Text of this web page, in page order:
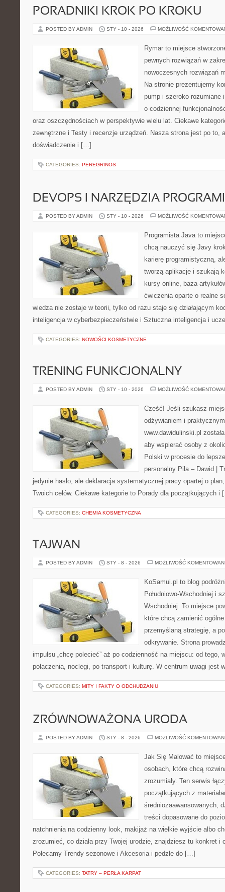
PORADNIKI KROK PO KROKU
POSTED BY ADMIN STY - 10 - 2026 MOŻLIWOŚĆ
Rymar to miejsce
pewnych rozwiązań w
nowoczesnych rozwiązań
Na stronie prezentujemy
pump i szeroko rozumiane
o codziennej
oraz oszczędnościach w perspektywie wielu lat. Ciekawe
zewnętrzne i Testy i recenzje urządzeń. Nasza strona jest po to,
doświadczenie i […]
CATEGORIES: PEREGRINOS
DEVOPS I NARZĘDZIA
POSTED BY ADMIN STY - 10 - 2026 MOŻLIWOŚĆ
Programista Java to
chcą nauczyć się Javy
karierę programistyczną,
tworzą aplikacje i szukają
kursy online, baza
ćwiczenia oparte o realne
wiedza nie zostaje w teorii, tylko od razu staje się działającym
inteligencja w cyberbezpieczeństwie i Sztuczna inteligencja i
CATEGORIES: NOWOŚCI KOSMETYCZNE
TRENING FUNKCJONALNY
POSTED BY ADMIN STY - 10 - 2026 MOŻLIWOŚĆ
Cześć! Jeśli szukasz
odżywianiem i
www.dawidulinski.pl
aby wspierać osoby z
Polski w procesie do
personalny Piła – Dawid |
jedynie hasło, ale deklaracja systematycznej pracy opartej o
Twoich celów. Ciekawe kategorie to Porady dla początkujących i
CATEGORIES: CHEMIA KOSMETYCZNA
TAJWAN
POSTED BY ADMIN STY - 8 - 2026 MOŻLIWOŚĆ
KoSamui.pl to blog
Południowo-Wschodniej i
Wschodniej. To miejsce
które chcą zamienić
przemyślaną strategię, a
odkrywanie. Strona
impulsu „chcę polecieć” aż po codzienność na miejscu: od tego,
połączenia, noclegi, po transport i kulturę. W centrum uwagi jest
CATEGORIES: MITY I FAKTY O ODCHUDZANIU
ZRÓWNOWAŻONA URODA
POSTED BY ADMIN STY - 8 - 2026 MOŻLIWOŚĆ
Jak Się Malować to
osobach, które chcą
zrozumiały. Ten serwis
początkujących z
średniozaawansowanych,
treści dopasowane do
natchnienia na codzienny look, makijaż na wielkie wyjście albo
zrozumieć, co działa przy Twojej urodzie, znajdziesz tu konkret i
Polecamy Trendy sezonowe i Akcesoria i pędzle do […]
CATEGORIES: TATRY – PERŁA KARPAT